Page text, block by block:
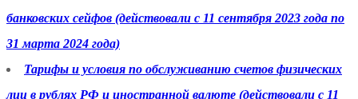
банковских сейфов (действовали с 11 сентября 2023 года по
31 марта 2024 года)
Тарифы и условия по обслуживанию счетов физических
лиц в рублях РФ и иностранной валюте (действовали с 11